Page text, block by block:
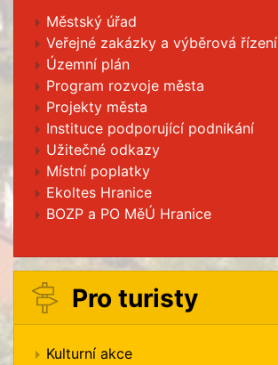
Městský úřad
Veřejné zakázky a výběrová řízení
Územní plán
Program rozvoje města
Projekty města
Instituce podporující podnikání
Užitečné odkazy
Místní poplatky
Ekoltes Hranice
BOZP a PO MěÚ Hranice
Pro turisty
Kulturní akce